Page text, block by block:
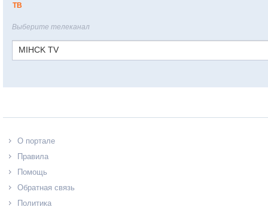
ТВ
Выберите телеканал
MIHCK TV
О портале
Правила
Помощь
Обратная связь
Политика